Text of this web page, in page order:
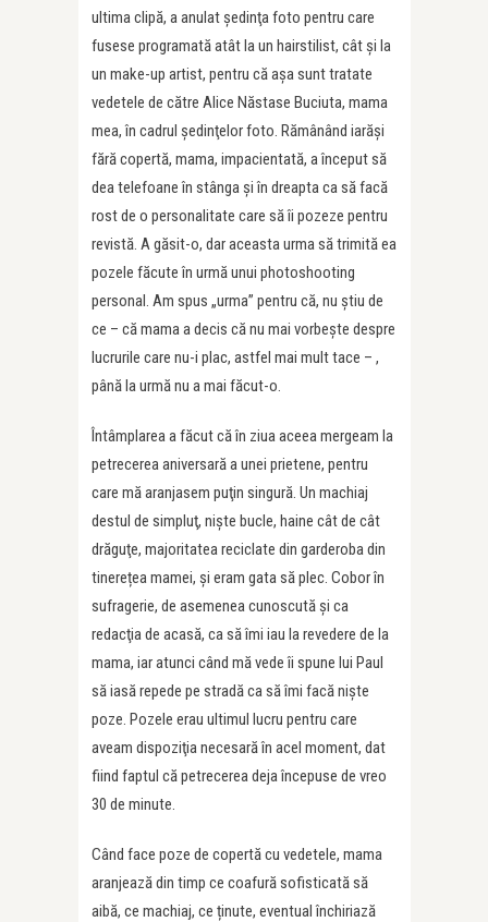
ultima clipă, a anulat şedinţa foto pentru care
fusese programată atât la un hairstilist, cât şi la
un make-up artist, pentru că aşa sunt tratate
vedetele de către Alice Năstase Buciuta, mama
mea, în cadrul şedinţelor foto. Rămânând iarăşi
fără copertă, mama, impacientată, a început să
dea telefoane în stânga şi în dreapta ca să facă
rost de o personalitate care să îi pozeze pentru
revistă. A găsit-o, dar aceasta urma să trimită ea
pozele făcute în urmă unui photoshooting
personal. Am spus „urma” pentru că, nu știu de
ce – că mama a decis că nu mai vorbește despre
lucrurile care nu-i plac, astfel mai mult tace – ,
până la urmă nu a mai făcut-o.
Întâmplarea a făcut că în ziua aceea mergeam la
petrecerea aniversară a unei prietene, pentru
care mă aranjasem puţin singură. Un machiaj
destul de simpluţ, nişte bucle, haine cât de cât
drăguţe, majoritatea reciclate din garderoba din
tinerețea mamei, şi eram gata să plec. Cobor în
sufragerie, de asemenea cunoscută şi ca
redacţia de acasă, ca să îmi iau la revedere de la
mama, iar atunci când mă vede îi spune lui Paul
să iasă repede pe stradă ca să îmi facă nişte
poze. Pozele erau ultimul lucru pentru care
aveam dispoziţia necesară în acel moment, dat
fiind faptul că petrecerea deja începuse de vreo
30 de minute.
Când face poze de copertă cu vedetele, mama
aranjează din timp ce coafură sofisticată să
aibă, ce machiaj, ce ținute, eventual închiriază